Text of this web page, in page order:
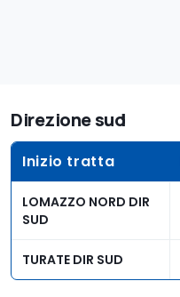
Direzione sud
Inizio tratta
LOMAZZO NORD DIR
SUD
TURATE DIR SUD